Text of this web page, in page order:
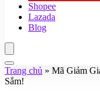
Shopee
Lazada
Blog
Trang chủ » Mã Giảm
Sắm!